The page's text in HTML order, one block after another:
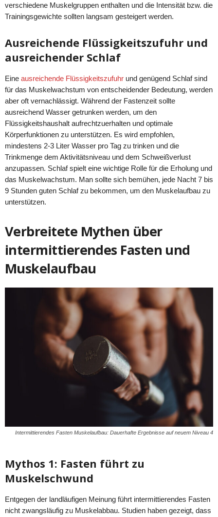
verschiedene Muskelgruppen enthalten und die Intensität bzw. die
Trainingsgewichte sollten langsam gesteigert werden.
Ausreichende Flüssigkeitszufuhr und
ausreichender Schlaf
Eine ausreichende Flüssigkeitszufuhr und genügend Schlaf sind
für das Muskelwachstum von entscheidender Bedeutung, werden
aber oft vernachlässigt. Während der Fastenzeit sollte
ausreichend Wasser getrunken werden, um den
Flüssigkeitshaushalt aufrechtzuerhalten und optimale
Körperfunktionen zu unterstützen. Es wird empfohlen,
mindestens 2-3 Liter Wasser pro Tag zu trinken und die
Trinkmenge dem Aktivitätsniveau und dem Schweißverlust
anzupassen. Schlaf spielt eine wichtige Rolle für die Erholung und
das Muskelwachstum. Man sollte sich bemühen, jede Nacht 7 bis
9 Stunden guten Schlaf zu bekommen, um den Muskelaufbau zu
unterstützen.
Verbreitete Mythen über
intermittierendes Fasten und
Muskelaufbau
Intermittierendes Fasten Muskelaufbau: Dauerhafte Ergebnisse auf neuem Niveau 4
Mythos 1: Fasten führt zu
Muskelschwund
Entgegen der landläufigen Meinung führt intermittierendes Fasten
nicht zwangsläufig zu Muskelabbau. Studien haben gezeigt, dass